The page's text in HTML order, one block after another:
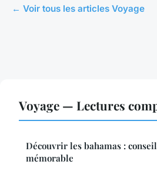
← Voir tous les articles Voyage
Voyage — Lectures
Découvrir les bahamas :
mémorable